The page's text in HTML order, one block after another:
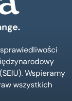
Wspieramy
wszystkich